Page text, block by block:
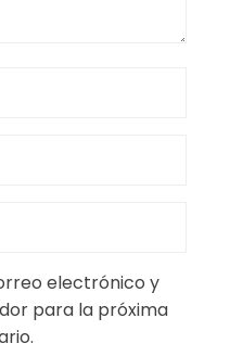
electrónico y
para la próxima